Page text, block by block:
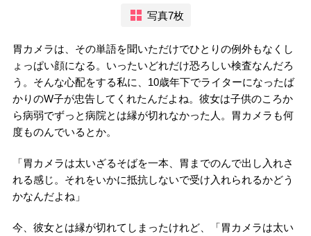
写真7枚
胃カメラは、その単語を聞いただけでひとりの例外もなくし
ょっぱい顔になる。いったいどれだけ恐ろしい検査なんだろ
う。そんな心配をする私に、10歳年下でライターになったば
かりのW子が忠告してくれたんだよね。彼女は子供のころか
ら病弱でずっと病院とは縁が切れなかった人。胃カメラも何
度ものんでいるとか。
「胃カメラは太いざるそばを一本、胃までのんで出し入れさ
れる感じ。それをいかに抵抗しないで受け入れられるかどう
かなんだよね」
今、彼女とは縁が切れてしまったけれど、「胃カメラは太い